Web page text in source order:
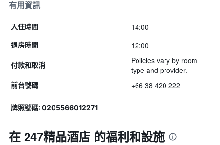
有用資訊
入住時間 14:00
退房時間 12:00
付款和取消
Policies vary by room
type and provider.
前台號碼 +66 38 420 222
牌照號碼: 0205566012271
在 247精品酒店 的福利和設施